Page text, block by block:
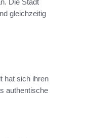
gleichzeitig
hat sich ihren
authentische